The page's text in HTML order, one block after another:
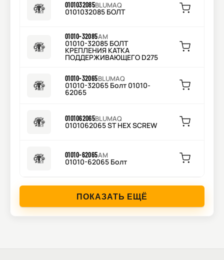
0101032085BLUMAQ
0101032085 БОЛТ
01010-32085AM
01010-32085 БОЛТ
КРЕПЛЕНИЯ КАТКА
ПОДДЕРЖИВАЮЩЕГО D275
01010-32065BLUMAQ
01010-32065 Болт 01010-
62065
0101062065BLUMAQ
0101062065 ST HEX SCREW
01010-62065AM
01010-62065 Болт
ПОКАЗАТЬ ЕЩЁ